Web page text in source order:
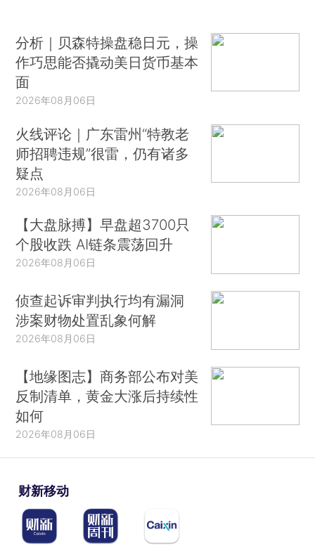
分析｜贝森特操盘稳日元，操
作巧思能否撬动美日货币基本
面
2026年08月06日
火线评论｜广东雷州“特教老
师招聘违规”很雷，仍有诸多
疑点
2026年08月06日
【大盘脉搏】早盘超3700只
个股收跌 AI链条震荡回升
2026年08月06日
侦查起诉审判执行均有漏洞
涉案财物处置乱象何解
2026年08月06日
【地缘图志】商务部公布对美
反制清单，黄金大涨后持续性
如何
2026年08月06日
财新移动